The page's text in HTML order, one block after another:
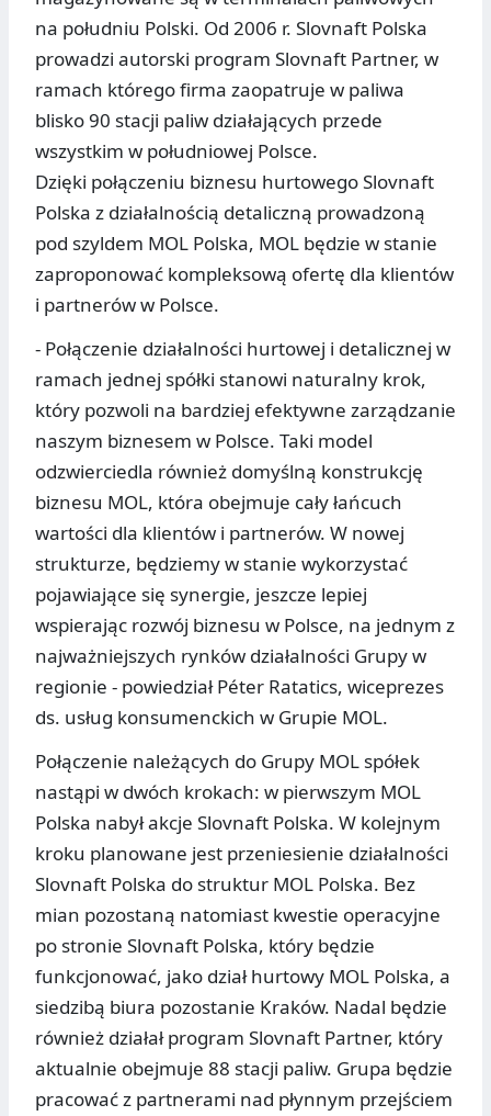
na południu Polski. Od 2006 r. Slovnaft Polska
prowadzi autorski program Slovnaft Partner, w
ramach którego firma zaopatruje w paliwa
blisko 90 stacji paliw działających przede
wszystkim w południowej Polsce.
Dzięki połączeniu biznesu hurtowego Slovnaft
Polska z działalnością detaliczną prowadzoną
pod szyldem MOL Polska, MOL będzie w stanie
zaproponować kompleksową ofertę dla klientów
i partnerów w Polsce.
- Połączenie działalności hurtowej i detalicznej w
ramach jednej spółki stanowi naturalny krok,
który pozwoli na bardziej efektywne zarządzanie
naszym biznesem w Polsce. Taki model
odzwierciedla również domyślną konstrukcję
biznesu MOL, która obejmuje cały łańcuch
wartości dla klientów i partnerów. W nowej
strukturze, będziemy w stanie wykorzystać
pojawiające się synergie, jeszcze lepiej
wspierając rozwój biznesu w Polsce, na jednym z
najważniejszych rynków działalności Grupy w
regionie - powiedział Péter Ratatics, wiceprezes
ds. usług konsumenckich w Grupie MOL.
Połączenie należących do Grupy MOL spółek
nastąpi w dwóch krokach: w pierwszym MOL
Polska nabył akcje Slovnaft Polska. W kolejnym
kroku planowane jest przeniesienie działalności
Slovnaft Polska do struktur MOL Polska. Bez
mian pozostaną natomiast kwestie operacyjne
po stronie Slovnaft Polska, który będzie
funkcjonować, jako dział hurtowy MOL Polska, a
siedzibą biura pozostanie Kraków. Nadal będzie
również działał program Slovnaft Partner, który
aktualnie obejmuje 88 stacji paliw. Grupa będzie
pracować z partnerami nad płynnym przejściem